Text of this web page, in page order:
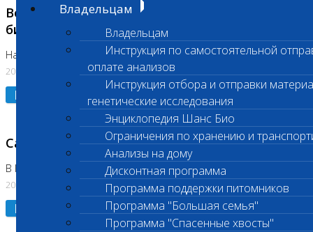
Владельцам
Владельцам
Инструкция по самостоятельной
оплате анализов
Инструкция отбора и отправки
генетические исследования
Энциклопедия Шанс Био
Ограничения по хранению и
Анализы на дому
Дисконтная программа
Программа поддержки питомников
Программа "Большая семья"
Программа "Спасенные хвосты"
Возобновлено выполнение срочных
биохимических исследований
На Нагорной
20.07.2026
Подробнее
Санитарный день
В Коломне 20.07.2026
20.07.2026
Подробнее